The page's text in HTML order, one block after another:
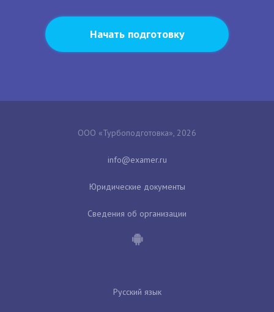
Начать подготовку
ООО «Турбоподготовка», 2026
Юридические документы
Сведения об организации
Русский язык